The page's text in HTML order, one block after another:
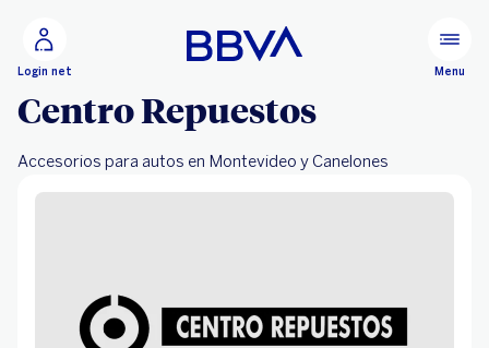
Configurar
Login net Menu
Centro Repuestos
Accesorios para autos en Montevideo y Canelones